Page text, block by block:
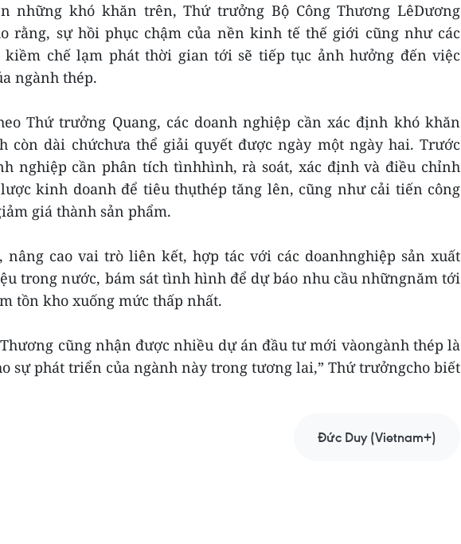
những khó khăn trên, Thứ trưởng Bộ Công Thương LêDương
rằng, sự hồi phục chậm của nền kinh tế thế giới cũng như các
kiềm chế lạm phát thời gian tới sẽ tiếp tục ảnh hưởng đến việc
ngành thép.
Thứ trưởng Quang, các doanh nghiệp cần xác định khó khăn
còn dài chứchưa thể giải quyết được ngày một ngày hai. Trước
nghiệp cần phân tích tìnhhình, rà soát, xác định và điều chỉnh
kinh doanh để tiêu thụthép tăng lên, cũng như cải tiến công
giá thành sản phẩm.
nâng cao vai trò liên kết, hợp tác với các doanhnghiệp sản xuất
trong nước, bám sát tình hình để dự báo nhu cầu nhữngnăm tới
tồn kho xuống mức thấp nhất.
Thương cũng nhận được nhiều dự án đầu tư mới vàongành thép là
sự phát triển của ngành này trong tương lai,” Thứ trưởngcho biết
Đức Duy (Vietnam+)